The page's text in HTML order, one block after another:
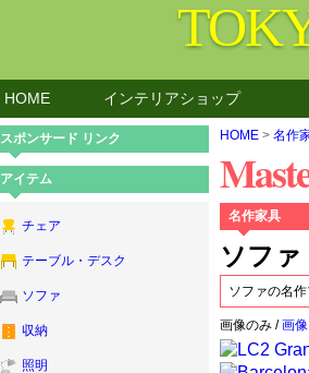
HOME インテリアショップ
スポンサード リンク
アイテム
チェア
テーブル・デスク
ソファ
収納
照明
HOME > 名作
名作家具
ソファ
ソファの名
画像のみ /画